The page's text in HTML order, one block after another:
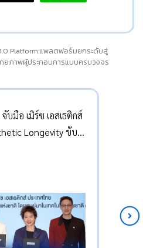
Platform:แพลตฟอร์มยกระดับสู่
ภาพผู้ประกอบการแบบครบวงจร
บมือ เมิร์ซ เอสเธติกส์
Longevity ขับ
เศรษฐกิจสุขภาพ